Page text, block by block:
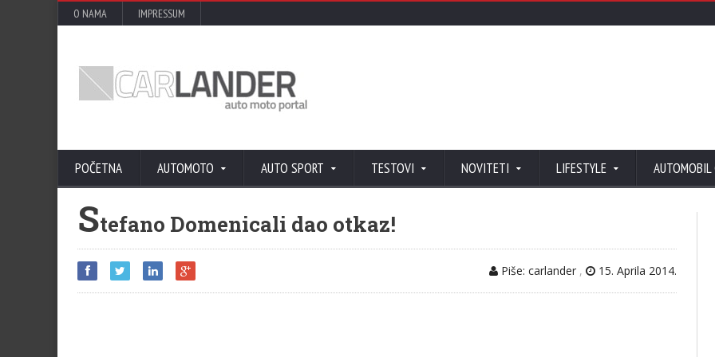
O NAMA IMPRESSUM
POČETNA AUTOMOTO AUTO SPORT TESTOVI NOVITETI LIFESTYLE AUTOMOBIL
Stefano Domenicali dao otkaz!
Piše: carlander , 15. Aprila 2014.